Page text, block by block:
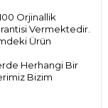
Orjinallik
Vermektedir.
Ürün
Herhangi Bir
Bizim